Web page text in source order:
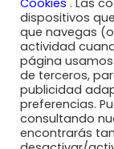
Sector Sanitario
Sector Seguros|
© 2024 DCD |
Cookies . Las
dispositivos
que navegas
actividad
página
de terceros,
publicidad
preferencias.
consultando
encontrarás